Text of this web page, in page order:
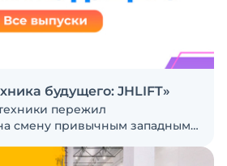
будущего: JHLIFT»
пережил
смену привычным западным
и готовы ли они к